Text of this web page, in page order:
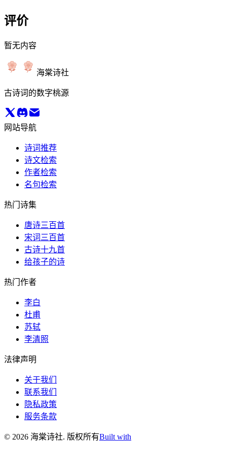
评价
暂无内容
海棠诗社
古诗词的数字桃源
网站导航
诗词推荐
诗文检索
作者检索
名句检索
热门诗集
唐诗三百首
宋词三百首
古诗十九首
给孩子的诗
热门作者
李白
杜甫
苏轼
李清照
法律声明
关于我们
联系我们
隐私政策
服务条款
© 2026 海棠诗社. 版权所有Built with